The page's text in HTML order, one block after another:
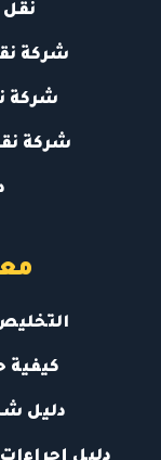
نقل
شركة
شركة
شركة
كيفية
دليل